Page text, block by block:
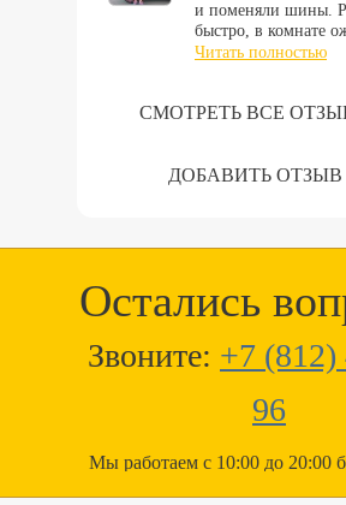
и поменяли шины.
быстро, в комнате
Читать полностью
СМОТРЕТЬ ВСЕ
ДОБАВИТЬ ОТЗЫВ
Остались
Звоните: +7 (812)
96
Мы работаем с 10:00 до 20:00